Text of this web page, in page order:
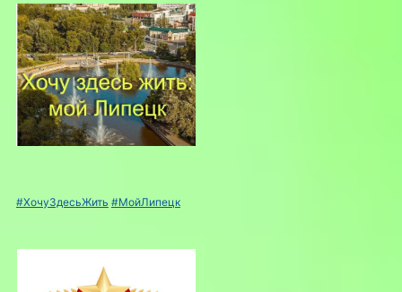
#ХочуЗдесьЖить #МойЛипецк